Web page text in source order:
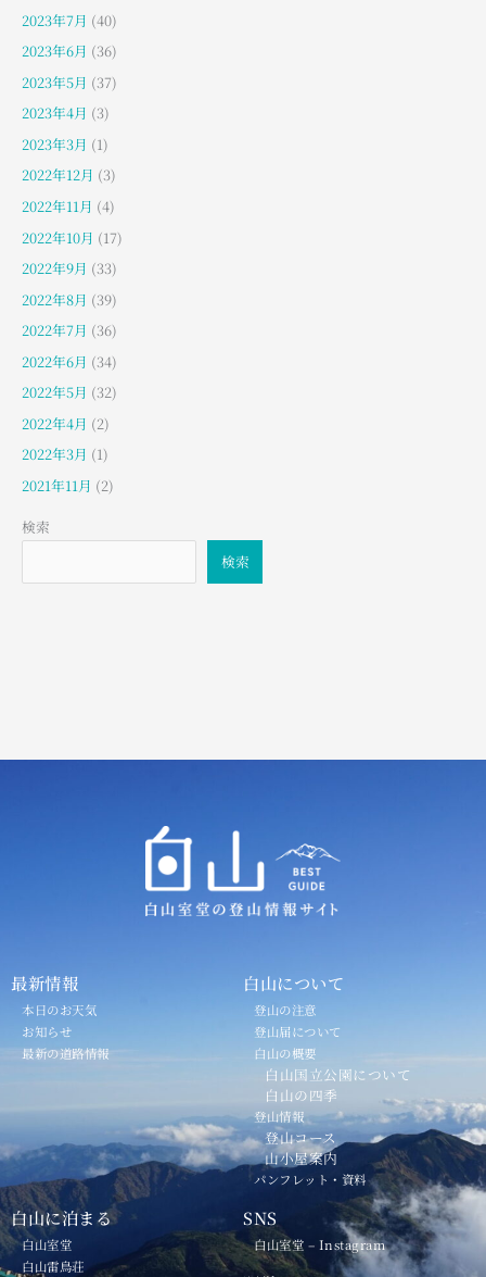
2023年7月 (40)
2023年6月 (36)
2023年5月 (37)
2023年4月 (3)
2023年3月 (1)
2022年12月 (3)
2022年11月 (4)
2022年10月 (17)
2022年9月 (33)
2022年8月 (39)
2022年7月 (36)
2022年6月 (34)
2022年5月 (32)
2022年4月 (2)
2022年3月 (1)
2021年11月 (2)
検索
検索
最新情報
本日のお天気
お知らせ
最新の道路情報
白山について
登山の注意
登山届について
白山の概要
白山国立公園について
白山の四季
登山情報
登山コース
山小屋案内
パンフレット・資料
白山に泊まる
白山室堂
白山雷鳥荘
SNS
白山室堂 – Instagram